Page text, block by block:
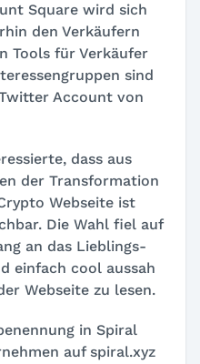
Square wird sich
den Verkäufern
Tools für Verkäufer
sind
Account von
dass aus
der Transformation
Webseite ist
Die Wahl fiel auf
an das Lieblings-
einfach cool aussah
Webseite zu lesen.
in Spiral
auf spiral.xyz